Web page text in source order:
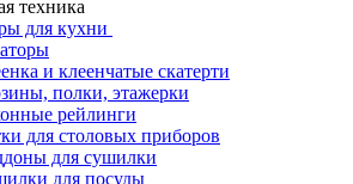
техника
для кухни
и клеенчатые скатерти
полки, этажерки
рейлинги
для столовых приборов
для сушилки
для посуды